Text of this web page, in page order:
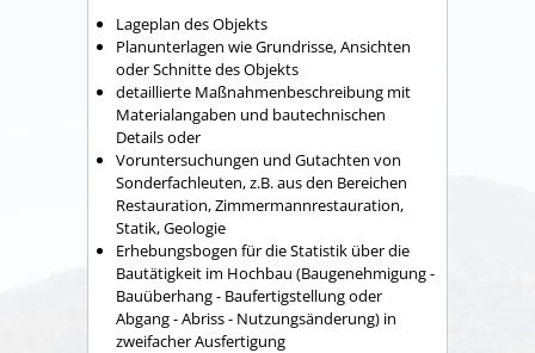
Lageplan des Objekts
Planunterlagen wie Grundrisse, Ansichten
oder Schnitte des Objekts
detaillierte Maßnahmenbeschreibung mit
Materialangaben und bautechnischen
Details oder
Voruntersuchungen und Gutachten von
Sonderfachleuten, z.B. aus den Bereichen
Restauration, Zimmermannrestauration,
Statik, Geologie
Erhebungsbogen für die Statistik über die
Bautätigkeit im Hochbau (Baugenehmigung -
Bauüberhang - Baufertigstellung oder
Abgang - Abriss - Nutzungsänderung) in
zweifacher Ausfertigung